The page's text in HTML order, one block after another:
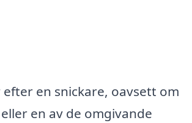
en snickare, oavsett om
en av de omgivande